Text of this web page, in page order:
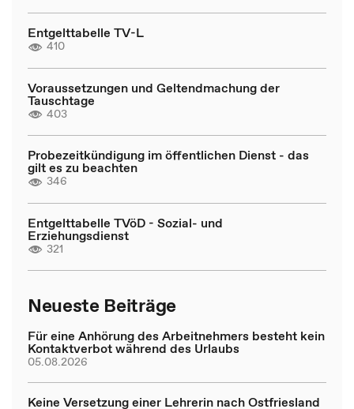
Entgelttabelle TV-L
410
Voraussetzungen und Geltendmachung der
Tauschtage
403
Probezeitkündigung im öffentlichen Dienst - das
gilt es zu beachten
346
Entgelttabelle TVöD - Sozial- und
Erziehungsdienst
321
Neueste Beiträge
Für eine Anhörung des Arbeitnehmers besteht kein
Kontaktverbot während des Urlaubs
05.08.2026
Keine Versetzung einer Lehrerin nach Ostfriesland